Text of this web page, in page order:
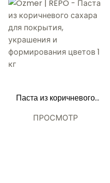
Паста из коричневого
украшения и
формирования цветов 1
ПРОСМОТР